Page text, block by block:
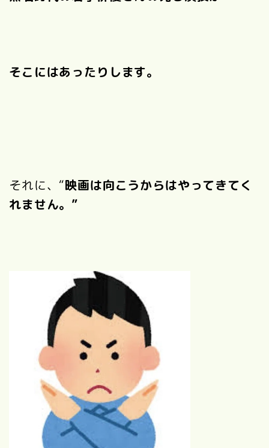
そこにはあったりします。
それに、“映画は向こうからはやってきてく
れません。”